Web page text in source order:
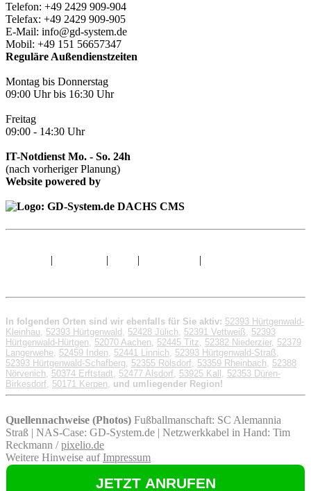
Telefon: +49 2429 909-904
Telefax: +49 2429 909-905
E-Mail: info@gd-system.de
Mobil: +49 151 56657347
Reguläre Außendienstzeiten
Montag bis Donnerstag
09:00 Uhr bis 16:30 Uhr
Freitag
09:00 - 14:30 Uhr
IT-Notdienst Mo. - So. 24h
(nach vorheriger Planung)
Website powered by
In folgenden Orten sind wir ebenfalls für Sie aktiv: 52393 Hürtgenwald-
Kleinhau, 52393 Hürtgenwald , 52428 Jülich, 52391 Vettweiß, 52393
Hürtgenwald-Hürtgen, 52070 Aachen, 52445 Titz, 52382 Niederzier, 52379
Langerwehe, 52459 Inden, 52441 Linnich, 52393 Hürtgenwald-Straß,
52393 Hürtgenwald-Schafberg, 52355 Rölsdorf, 53359 Rheinbach, 52388
Nörvenich, 50374 Erftstadt, 52477 Alsdorf, 53925 Kall , 52353 Düren-
Birkesdorf, 50171 Kerpen, und umliegender Region!
Quellennachweise (Photos) Fußballmanschaft: SC Alemannia
Straß | NAS-Case: GD-System.de | Netzwerkkabel in Hand: Tim
Reckmann /pixelio.de
Weitere Hinweise aufImpressum